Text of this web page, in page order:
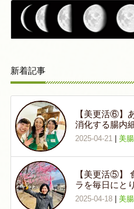
新着記事
【美更活⑥】
消化する腸内
2025-04-21 | 美
【美更活⑤】
ラを毎日にと
2025-04-18| 美